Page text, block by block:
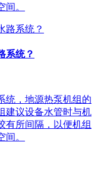
。
系统？
统，地源热泵机组的
建议设备水管时与机
有所间隔，以便机组
。